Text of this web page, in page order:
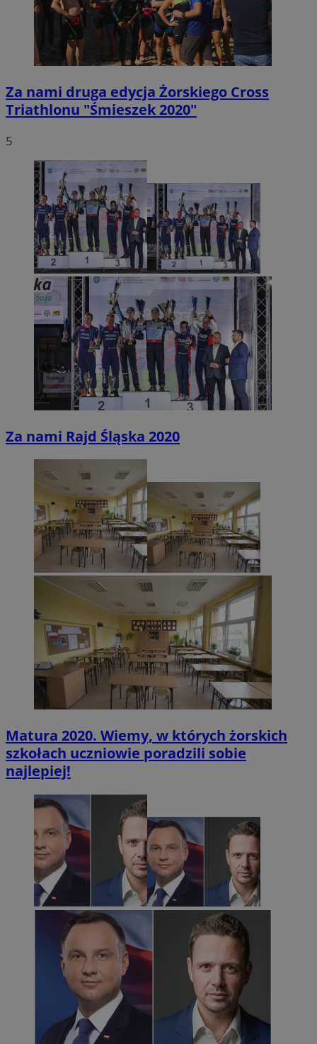
Za nami druga edycja Żorskiego Cross
Triathlonu "Śmieszek 2020"
5
Za nami Rajd Śląska 2020
Matura 2020. Wiemy, w których żorskich
szkołach uczniowie poradzili sobie
najlepiej!